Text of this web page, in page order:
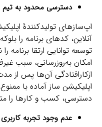
دسترسی محدود به تیم
اپ‌سازهای تولیدکنندۀ
آنلاین، کدهای برنامه را
توسعه توانایی ارتقا برنامه
امکان به‌روزرسانی، سبب
ازکارافتادگی آن‌ها پس از
اپلیکیشن ساز آماده با
دسترسی، کسب و کارها را
عدم وجود تجربه